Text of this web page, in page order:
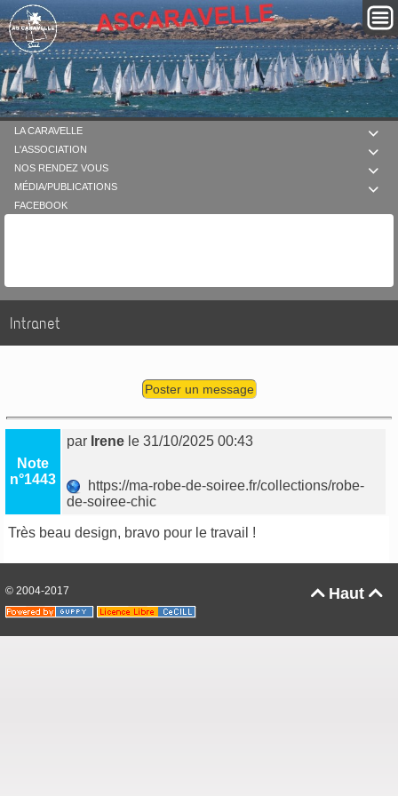

LA CARAVELLE

L'ASSOCIATION

NOS RENDEZ VOUS

MÉDIA/PUBLICATIONS
FACEBOOK
Intranet
Poster un message
Note
n°1443
par Irene le 31/10/2025 00:43
https://ma-robe-de-soiree.fr/collections/robe-
de-soiree-chic
Très beau design, bravo pour le travail !
Haut 
© 2004-2017